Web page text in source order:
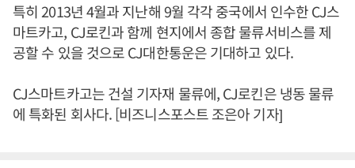
특히 2013년 4월과 지난해 9월 각각 중국에서 인수한 CJ스
마트카고, CJ로킨과 함께 현지에서 종합 물류서비스를 제
공할 수 있을 것으로 CJ대한통운은 기대하고 있다.
CJ스마트카고는 건설 기자재 물류에, CJ로킨은 냉동 물류
에 특화된 회사다. [비즈니스포스트 조은아 기자]